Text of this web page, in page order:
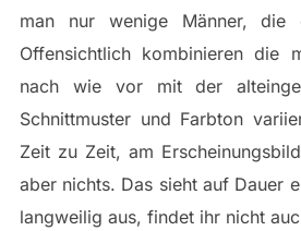
man nur wenige Männer, die
Offensichtlich kombinieren die
nach wie vor mit der
Schnittmuster und Farbton
Zeit zu Zeit, am
aber nichts. Das sieht auf Dauer
langweilig aus, findet ihr nicht